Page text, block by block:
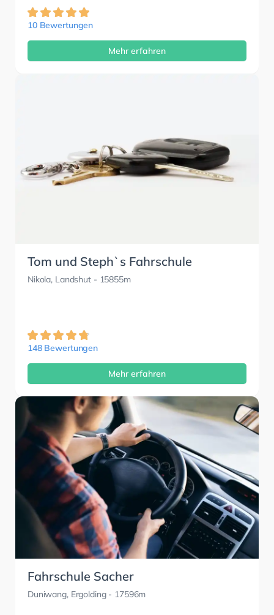
10 Bewertungen
Mehr erfahren
Tom und Steph`s Fahrschule
Nikola, Landshut- 15855m
148 Bewertungen
Mehr erfahren
Fahrschule Sacher
Duniwang, Ergolding- 17596m